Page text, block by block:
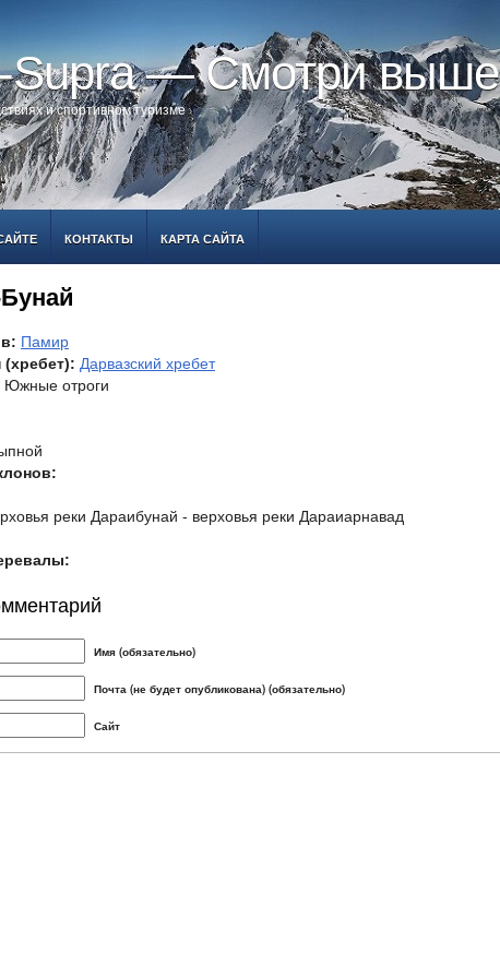
Supra — Смотри выше
и спортивном туризме
КОНТАКТЫ КАРТА САЙТА
Памир
Дарвазский хребет
Южные отроги
реки Дараибунай - верховья реки Дараиарнавад
Имя (обязательно)
Почта (не будет опубликована) (обязательно)
Сайт